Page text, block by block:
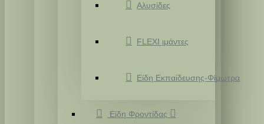
Αλυσίδες
FLEXI ιμάντες
Είδη Εκπαίδευσης-Φίμωτρα
Είδη Φροντίδας